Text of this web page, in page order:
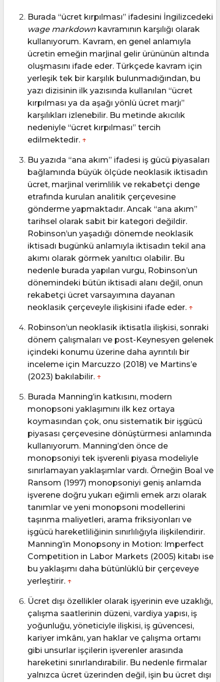
Burada “ücret kırpılması” ifadesini İngilizcedeki
wage markdown kavramının karşılığı olarak
kullanıyorum. Kavram, en genel anlamıyla
ücretin emeğin marjinal gelir ürününün altında
oluşmasını ifade eder. Türkçede kavram için
yerleşik tek bir karşılık bulunmadığından, bu
yazı dizisinin ilk yazısında kullanılan “ücret
kırpılması ya da aşağı yönlü ücret marjı”
karşılıkları izlenebilir. Bu metinde akıcılık
nedeniyle “ücret kırpılması” tercih
edilmektedir. ↑
Bu yazıda “ana akım” ifadesi iş gücü piyasaları
bağlamında büyük ölçüde neoklasik iktisadın
ücret, marjinal verimlilik ve rekabetçi denge
etrafında kurulan analitik çerçevesine
gönderme yapmaktadır. Ancak “ana akım”
tarihsel olarak sabit bir kategori değildir.
Robinson’un yaşadığı dönemde neoklasik
iktisadı bugünkü anlamıyla iktisadın tekil ana
akımı olarak görmek yanıltıcı olabilir. Bu
nedenle burada yapılan vurgu, Robinson’un
dönemindeki bütün iktisadi alanı değil, onun
rekabetçi ücret varsayımına dayanan
neoklasik çerçeveyle ilişkisini ifade eder. ↑
Robinson’un neoklasik iktisatla ilişkisi, sonraki
dönem çalışmaları ve post-Keynesyen gelenek
içindeki konumu üzerine daha ayrıntılı bir
inceleme için Marcuzzo (2018) ve Martins’e
(2023) bakılabilir. ↑
Burada Manning’in katkısını, modern
monopsoni yaklaşımını ilk kez ortaya
koymasından çok, onu sistematik bir işgücü
piyasası çerçevesine dönüştürmesi anlamında
kullanıyorum. Manning’den önce de
monopsoniyi tek işverenli piyasa modeliyle
sınırlamayan yaklaşımlar vardı. Örneğin Boal ve
Ransom (1997) monopsoniyi geniş anlamda
işverene doğru yukarı eğimli emek arzı olarak
tanımlar ve yeni monopsoni modellerini
taşınma maliyetleri, arama friksiyonları ve
işgücü hareketliliğinin sınırlılığıyla ilişkilendirir.
Manning’in Monopsony in Motion: Imperfect
Competition in Labor Markets (2005) kitabı ise
bu yaklaşımı daha bütünlüklü bir çerçeveye
yerleştirir. ↑
Ücret dışı özellikler olarak işyerinin eve uzaklığı,
çalışma saatlerinin düzeni, vardiya yapısı, iş
yoğunluğu, yöneticiyle ilişkisi, iş güvencesi,
kariyer imkânı, yan haklar ve çalışma ortamı
gibi unsurlar işçilerin işverenler arasında
hareketini sınırlandırabilir. Bu nedenle firmalar
yalnızca ücret üzerinden değil, işin bu ücret dışı